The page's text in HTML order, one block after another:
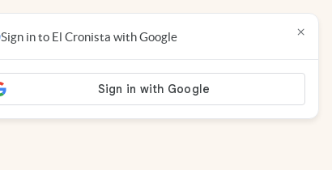
Sign in to El Cronista with Google ×